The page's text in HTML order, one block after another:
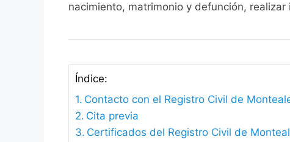
nacimiento, matrimonio y defunción,
Índice:
Contacto con el Registro Civil de
Cita previa
Certificados del Registro Civil de